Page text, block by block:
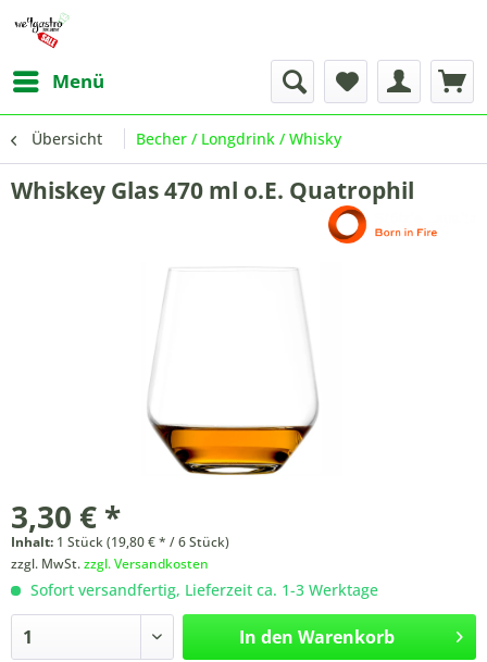
Menü
Übersicht Becher / Longdrink / Whisky
Whiskey Glas 470 ml o.E. Quatrophil
3,30 € *
Inhalt: 1 Stück (19,80 € * / 6 Stück)
zzgl. MwSt.zzgl. Versandkosten
Sofort versandfertig, Lieferzeit ca. 1-3 Werktage
In den Warenkorb